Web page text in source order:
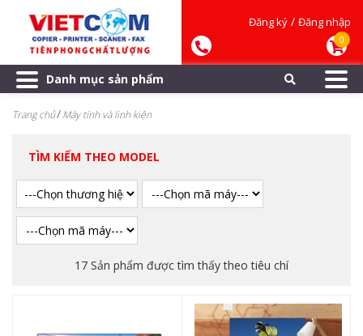
Đăng ký / Đăng nhập
0
Danh mục sản phẩm
Trang chủ Máy tính và linh kiện
TÌM KIẾM THEO MODEL
17 Sản phẩm được tìm thấy theo tiêu chí